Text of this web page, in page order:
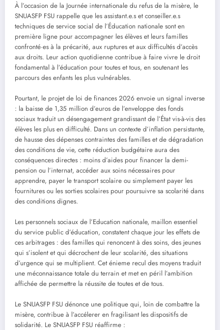
À l’occasion de la Journée internationale du refus de la misère, le
SNUASFP FSU rappelle que les assistant.e.s et conseiller.e.s
techniques de service social de l’Éducation nationale sont en
première ligne pour accompagner les élèves et leurs familles
confronté·es à la précarité, aux ruptures et aux difficultés d’accès
aux droits. Leur action quotidienne contribue à faire vivre le droit
fondamental à l’éducation pour toutes et tous, en soutenant les
parcours des enfants les plus vulnérables.
Pourtant, le projet de loi de finances 2026 envoie un signal inverse
: la baisse de 1,35 million d’euros de l’enveloppe des fonds
sociaux traduit un désengagement grandissant de l’État vis-à-vis des
élèves les plus en difficulté. Dans un contexte d’inflation persistante,
de hausse des dépenses contraintes des familles et de dégradation
des conditions de vie, cette réduction budgétaire aura des
conséquences directes : moins d’aides pour financer la demi-
pension ou l’internat, accéder aux soins nécessaires pour
apprendre, payer le transport scolaire ou simplement payer les
fournitures ou les sorties scolaires pour poursuivre sa scolarité dans
des conditions dignes.
Les personnels sociaux de l’Education nationale, maillon essentiel
du service public d’éducation, constatent chaque jour les effets de
ces arbitrages : des familles qui renoncent à des soins, des jeunes
qui s’isolent et qui décrochent de leur scolarité, des situations
d’urgence qui se multiplient. Cet énieme recul des moyens traduit
une méconnaissance totale du terrain et met en péril l’ambition
affichée de permettre la réussite de toutes et de tous.
Le SNUASFP FSU dénonce une politique qui, loin de combattre la
misère, contribue à l’accélerer en fragilisant les dispositifs de
solidarité. Le SNUASFP FSU réaffirme :